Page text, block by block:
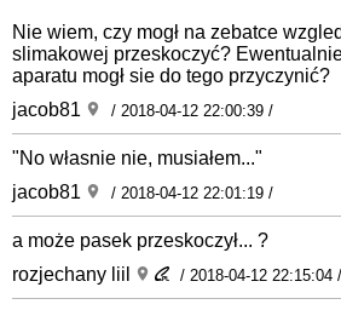
Nie wiem, czy mogł na zebatce
slimakowej przeskoczyć?
aparatu mogł sie do tego przyczynić?
jacob81
/ 2018-04-12 22:00:39 /
"No własnie nie, musiałem..."
jacob81
/ 2018-04-12 22:01:19 /
a może pasek przeskoczył... ?
rozjechany liil
/ 2018-04-12 22:15:04 /